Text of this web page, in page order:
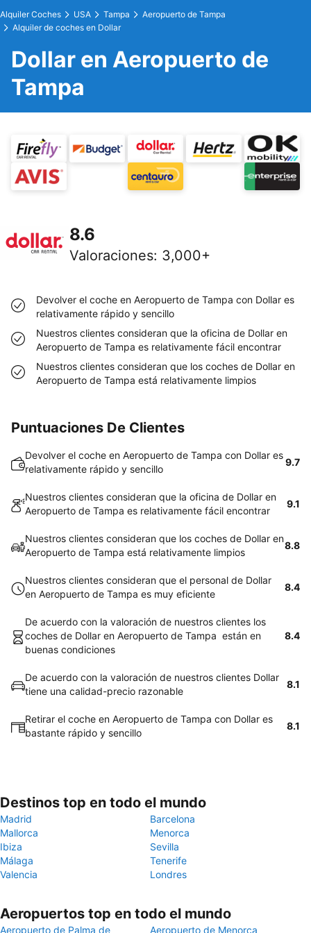
Alquiler Coches USA Tampa
Aeropuerto de Tampa
Alquiler de coches en Dollar
Dollar en Aeropuerto de
Tampa
8.6
Valoraciones: 3,000+
Devolver el coche en Aeropuerto de Tampa con Dollar es
relativamente rápido y sencillo
Nuestros clientes consideran que la oficina de Dollar en
Aeropuerto de Tampa es relativamente fácil encontrar
Nuestros clientes consideran que los coches de Dollar en
Aeropuerto de Tampa está relativamente limpios
Puntuaciones De Clientes
Devolver el coche en Aeropuerto de Tampa con Dollar es
relativamente rápido y sencillo
9.7
Nuestros clientes consideran que la oficina de Dollar en
Aeropuerto de Tampa es relativamente fácil encontrar
9.1
Nuestros clientes consideran que los coches de Dollar en
Aeropuerto de Tampa está relativamente limpios
8.8
Nuestros clientes consideran que el personal de Dollar
en Aeropuerto de Tampa es muy eficiente
8.4
De acuerdo con la valoración de nuestros clientes los
coches de Dollar en Aeropuerto de Tampa están en
buenas condiciones
8.4
De acuerdo con la valoración de nuestros clientes Dollar
tiene una calidad-precio razonable
8.1
Retirar el coche en Aeropuerto de Tampa con Dollar es
bastante rápido y sencillo
8.1
Destinos top en todo el mundo
Madrid
Barcelona
Mallorca
Menorca
Ibiza
Sevilla
Málaga
Tenerife
Valencia
Londres
Aeropuertos top en todo el mundo
Aeropuerto de Palma de Aeropuerto de Menorca